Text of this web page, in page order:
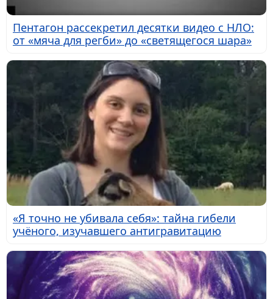
Пентагон рассекретил десятки видео с НЛО:
от «мяча для регби» до «светящегося шара»
«Я точно не убивала себя»: тайна гибели
учёного, изучавшего антигравитацию